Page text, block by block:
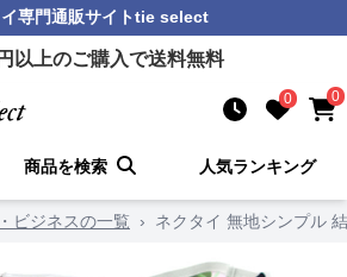
専門通販サイトtie select
以上のご購入で送料無料
0 0
商品を検索 人気ランキング
ビジネスの一覧 › ネクタイ 無地シンプル